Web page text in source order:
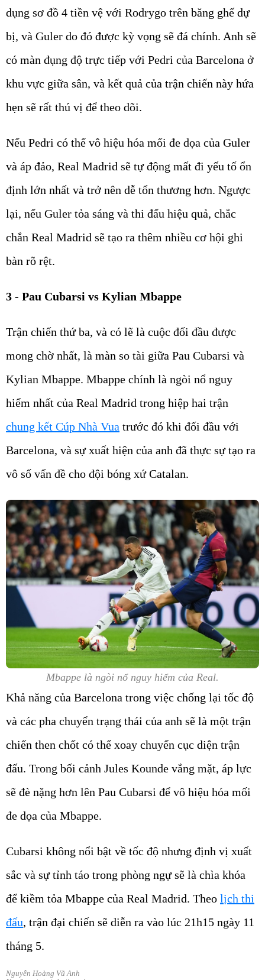
dụng sơ đồ 4 tiền vệ với Rodrygo trên băng ghế dự
bị, và Guler do đó được kỳ vọng sẽ đá chính. Anh sẽ
có màn đụng độ trực tiếp với Pedri của Barcelona ở
khu vực giữa sân, và kết quả của trận chiến này hứa
hẹn sẽ rất thú vị để theo dõi.
Nếu Pedri có thể vô hiệu hóa mối đe dọa của Guler
và áp đảo, Real Madrid sẽ tự động mất đi yếu tố ổn
định lớn nhất và trở nên dễ tổn thương hơn. Ngược
lại, nếu Guler tỏa sáng và thi đấu hiệu quả, chắc
chắn Real Madrid sẽ tạo ra thêm nhiều cơ hội ghi
bàn rõ rệt.
3 - Pau Cubarsi vs Kylian Mbappe
Trận chiến thứ ba, và có lẽ là cuộc đối đầu được
mong chờ nhất, là màn so tài giữa Pau Cubarsi và
Kylian Mbappe. Mbappe chính là ngòi nổ nguy
hiểm nhất của Real Madrid trong hiệp hai trận
chung kết Cúp Nhà Vua trước đó khi đối đầu với
Barcelona, và sự xuất hiện của anh đã thực sự tạo ra
vô số vấn đề cho đội bóng xứ Catalan.
Mbappe là ngòi nổ nguy hiểm của Real.
Khả năng của Barcelona trong việc chống lại tốc độ
và các pha chuyển trạng thái của anh sẽ là một trận
chiến then chốt có thể xoay chuyển cục diện trận
đấu. Trong bối cảnh Jules Kounde vắng mặt, áp lực
sẽ đè nặng hơn lên Pau Cubarsi để vô hiệu hóa mối
đe dọa của Mbappe.
Cubarsi không nổi bật về tốc độ nhưng định vị xuất
sắc và sự tỉnh táo trong phòng ngự sẽ là chìa khóa
để kiềm tỏa Mbappe của Real Madrid. Theo lịch thi
đấu, trận đại chiến sẽ diễn ra vào lúc 21h15 ngày 11
tháng 5.
Nguyễn Hoàng Vũ Anh